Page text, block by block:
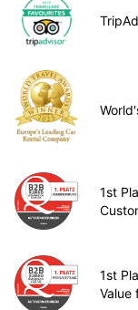
1st
1st
Value